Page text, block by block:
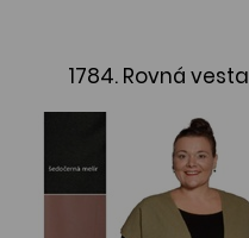
1784. Rovná vesta